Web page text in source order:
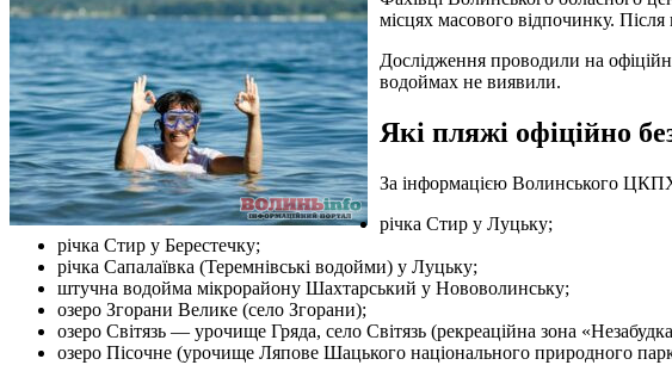
місцях масового відпочинку.
Дослідження проводили на
водоймах не виявили.
Які пляжі офіційно
За інформацією Волинського
річка Стир у Луцьку;
річка Стир у Берестечку;
річка Сапалаївка (Теремнівські водойми) у Луцьку;
штучна водойма мікрорайону Шахтарський у Нововолинську;
озеро Згорани Велике (село Згорани);
озеро Світязь — урочище Гряда, село Світязь (рекреаційна зона
озеро Пісочне (урочище Ляпове Шацького національного природного